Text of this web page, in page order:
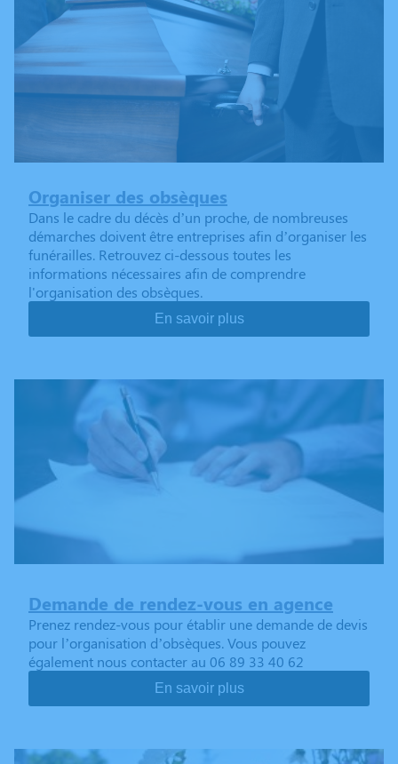
Organiser des obsèques
Dans le cadre du décès d’un proche, de nombreuses
démarches doivent être entreprises afin d’organiser les
funérailles. Retrouvez ci-dessous toutes les
informations nécessaires afin de comprendre
l'organisation des obsèques.
En savoir plus
Demande de rendez-vous en agence
Prenez rendez-vous pour établir une demande de devis
pour l’organisation d’obsèques. Vous pouvez
également nous contacter au 06 89 33 40 62
En savoir plus